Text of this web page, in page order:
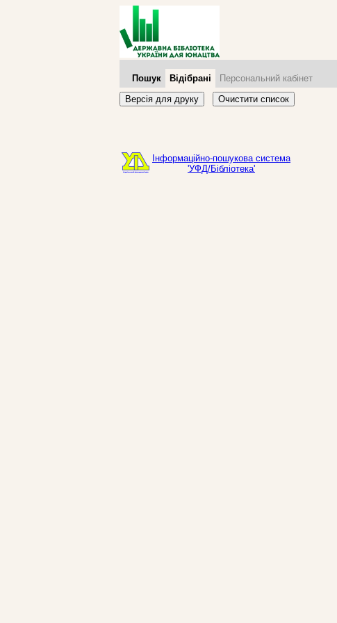
Пошук Відібрані Персональний кабінет
Версія для друку Очистити список
Інформаційно-пошукова система
'УФД/Бібліотека'